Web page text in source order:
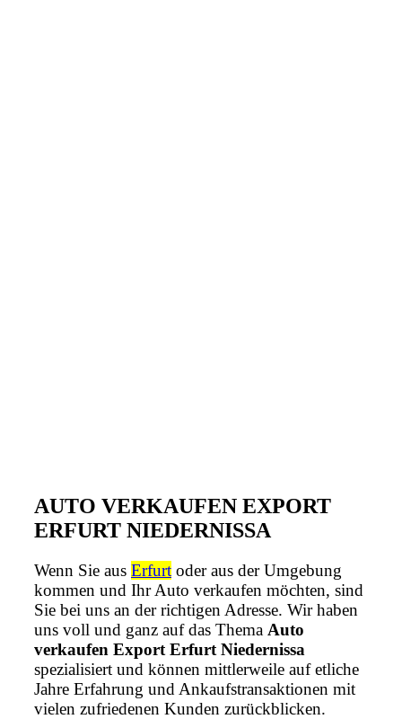
AUTO VERKAUFEN EXPORT
ERFURT NIEDERNISSA
Wenn Sie aus Erfurt oder aus der Umgebung
kommen und Ihr Auto verkaufen möchten, sind
Sie bei uns an der richtigen Adresse. Wir haben
uns voll und ganz auf das Thema Auto
verkaufen Export Erfurt Niedernissa
spezialisiert und können mittlerweile auf etliche
Jahre Erfahrung und Ankaufstransaktionen mit
vielen zufriedenen Kunden zurückblicken.